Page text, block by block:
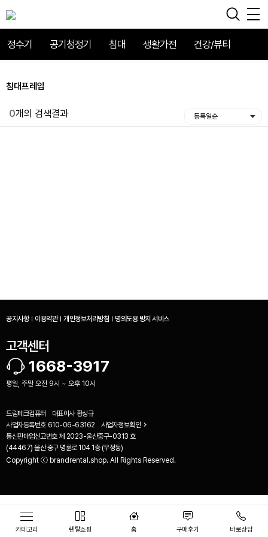
정수기 공기청정기 침대 생활가전 건강/뷰티
침대프레임
0개의 검색결과 등록일순
공지사항 이용약관 개인정보처리방침 명의도용 방지 서비스
고객센터
1668-3917
평일, 주말 오전 9시 ~ 오후 10시
드림테크컴퓨터 대표이사 황성규
사업자등록번호 610-06-63162
사업자정보확인
통신판매업신고번호 제 2023-울산중구-0313 호
(44467) 울산 중구 명륜로 104 1층 (우정동)
Copyright ⓒ brandrental.shop. All Rights Reserved.
카테고리 렌탈쇼핑 홈 구매후기 바로상담